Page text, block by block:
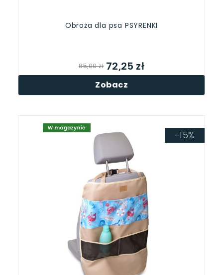
Obroża dla psa PSYRENKI
85,00 zł 72,25 zł
Zobacz
-15%